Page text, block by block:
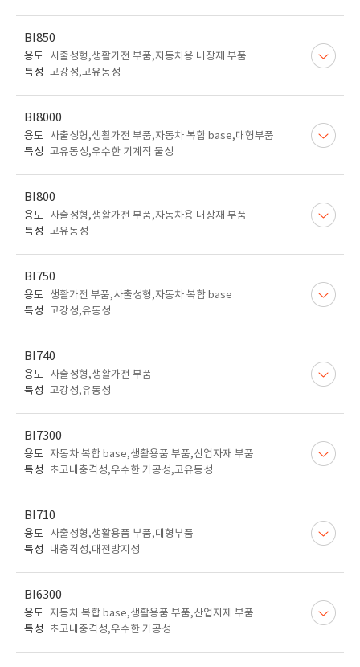
BI850
용도
사출성형,생활가전 부품,자동차용 내장재 부품
특성 고강성,고유동성
BI8000
용도
사출성형,생활가전 부품,자동차 복합 base,대형부품
특성 고유동성,우수한 기계적 물성
BI800
용도
사출성형,생활가전 부품,자동차용 내장재 부품
특성 고유동성
BI750
용도
생활가전 부품,사출성형,자동차 복합 base
특성 고강성,유동성
BI740
용도
사출성형,생활가전 부품
특성 고강성,유동성
BI7300
용도
자동차 복합 base,생활용품 부품,산업자재 부품
특성 초고내충격성,우수한 가공성,고유동성
BI710
용도
사출성형,생활용품 부품,대형부품
특성
내충격성,대전방지성
BI6300
용도
자동차 복합 base,생활용품 부품,산업자재 부품
특성 초고내충격성,우수한 가공성